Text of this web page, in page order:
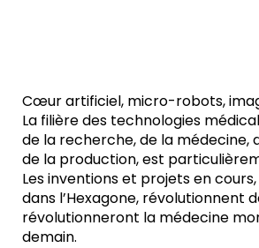
Cœur artificiel, micro-robots,
La filière des technologies
de la recherche, de la médecine,
de la production, est
Les inventions et projets en
dans l’Hexagone, révolutionnent
révolutionneront la médecine
demain.